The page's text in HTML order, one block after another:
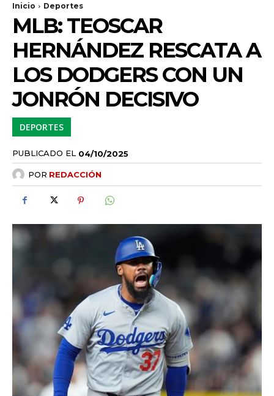
Inicio Deportes
MLB: TEOSCAR
HERNÁNDEZ RESCATA A
LOS DODGERS CON UN
JONRÓN DECISIVO
DEPORTES
PUBLICADO EL 04/10/2025
POR REDACCIÓN